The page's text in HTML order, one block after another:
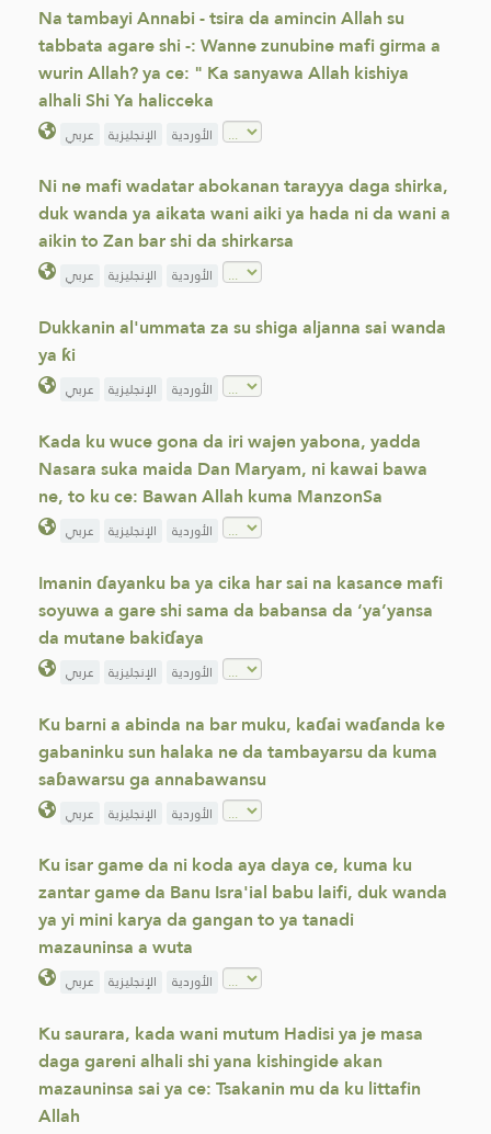
Na tambayi Annabi - tsira da amincin Allah su
tabbata agare shi -: Wanne zunubine mafi girma a
wurin Allah? ya ce: " Ka sanyawa Allah kishiya
alhali Shi Ya halicceka
عربي الإنجليزية الأوردية
Ni ne mafi wadatar abokanan tarayya daga shirka,
duk wanda ya aikata wani aiki ya hada ni da wani a
aikin to Zan bar shi da shirkarsa
عربي الإنجليزية الأوردية
Dukkanin al'ummata za su shiga aljanna sai wanda
ya ƙi
عربي الإنجليزية الأوردية
Kada ku wuce gona da iri wajen yabona, yadda
Nasara suka maida Dan Maryam, ni kawai bawa
ne, to ku ce: Bawan Allah kuma ManzonSa
عربي الإنجليزية الأوردية
Imanin ɗayanku ba ya cika har sai na kasance mafi
soyuwa a gare shi sama da babansa da ‘ya’yansa
da mutane bakiɗaya
عربي الإنجليزية الأوردية
Ku barni a abinda na bar muku, kaɗai waɗanda ke
gabaninku sun halaka ne da tambayarsu da kuma
saɓawarsu ga annabawansu
عربي الإنجليزية الأوردية
Ku isar game da ni koda aya daya ce, kuma ku
zantar game da Banu Isra'ial babu laifi, duk wanda
ya yi mini karya da gangan to ya tanadi
mazauninsa a wuta
عربي الإنجليزية الأوردية
Ku saurara, kada wani mutum Hadisi ya je masa
daga gareni alhali shi yana kishingide akan
mazauninsa sai ya ce: Tsakanin mu da ku littafin
Allah